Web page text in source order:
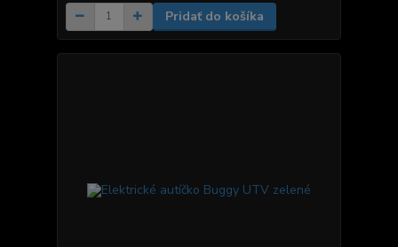
Pridať do košíka